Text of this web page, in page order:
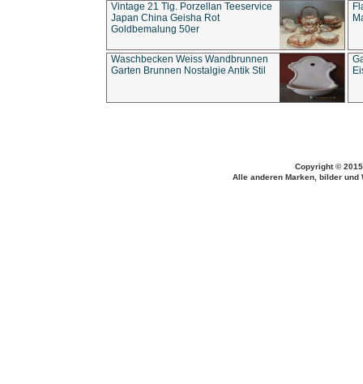
Vintage 21 Tlg. Porzellan Teeservice
Japan China Geisha Rot
Goldbemalung 50er
Waschbecken Weiss Wandbrunnen
Garten Brunnen Nostalgie Antik Stil
Copyright ©
Alle anderen Marken, bilder und